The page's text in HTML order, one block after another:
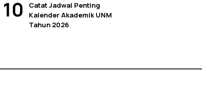
Catat Jadwal Penting
Kalender Akademik UNM
Tahun 2026